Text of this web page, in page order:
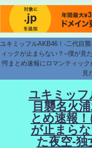
ユキミッフルAKB46！-二代目
ィックが止まらない？--僕が見
愕まとめ速報にロマンティッ
見
ユキミッフ
目襲名火
とめ速報
が止まら
た夜空-独